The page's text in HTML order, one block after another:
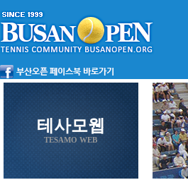
테사모웹
TESAMO WEB